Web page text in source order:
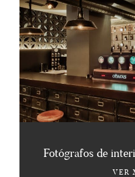
Fotógrafos de
VER